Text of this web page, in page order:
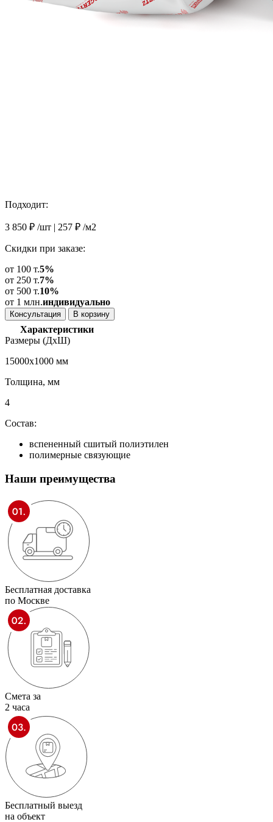
Подходит:
3 850 ₽ /шт | 257 ₽ /м2
Скидки при заказе:
от 100 т.5%
от 250 т.7%
от 500 т.10%
от 1 млн.индивидуально
Консультация В корзину
Характеристики
Размеры (ДхШ)
15000х1000 мм
Толщина, мм
4
Состав:
вспененный сшитый полиэтилен
полимерные связующие
Наши преимущества
Бесплатная доставка
по Москве
Смета за
2 часа
Бесплатный выезд
на объект